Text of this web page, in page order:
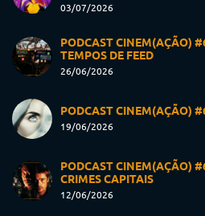
03/07/2026
PODCAST CINEM(AÇÃO)
TEMPOS DE FEED
26/06/2026
PODCAST CINEM(AÇÃO)
19/06/2026
PODCAST CINEM(AÇÃO)
CRIMES CAPITAIS
12/06/2026